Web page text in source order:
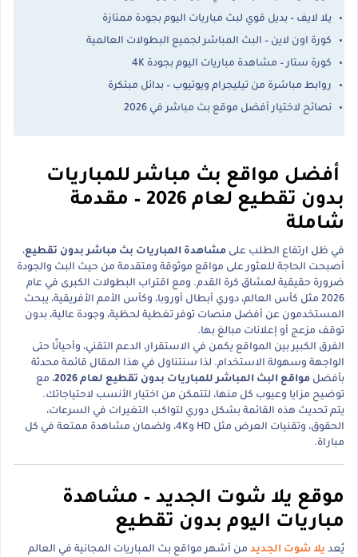
يلا لايف – بديل قوي لبث مباريات اليوم بجودة ممتازة
كورة اون لاين – البث المباشر لجميع البطولات العالمية
كورة ستار – مشاهدة مباريات اليوم بجودة 4K
روابط مباشرة من تيليجرام ويوتيوب – بدائل مبتكرة
نصائح لاختيار أفضل موقع بث مباشر في 2026
أفضل مواقع بث مباشر للمباريات
بدون تقطيع لعام 2026 – مقدمة
شاملة
في ظل ارتفاع الطلب على مشاهدة المباريات بث مباشر بدون تقطيع،
أصبحت الحاجة للعثور على مواقع موثوقة ومتقدمة من حيث البث والجودة
ضرورة حقيقية لعشاق كرة القدم. ومع اقتراب البطولات الكبرى في عام
2026 مثل كأس العالم، دوري أبطال أوروبا، وكأس الأمم الأفريقية، يبحث
المستخدمون عن أفضل منصات توفر تغطية لحظية، وجودة عالية، بدون
توقف مزعج أو إعلانات مبالغ بها.
الفرق الكبير بين المواقع يكمن في الاستقرار، الدعم التقني، وأحيانًا حتى
الواجهة وسهولة الاستخدام. لذا سنتناول في هذا المقال قائمة محدثة
بأفضل مواقع البث المباشر للمباريات بدون تقطيع لعام 2026
، مع
توضيح مزايا وعيوب كل منها، لتتمكن من اختيار الأنسب لاحتياجاتك.
يتم تحديث هذه القائمة بشكل دوري لتواكب التغيرات في السرعات،
الحقوق، وتقنيات العرض مثل HD و4K، ولضمان مشاهدة ممتعة في كل
مباراة.
موقع يلا شوت الجديد – مشاهدة
مباريات اليوم بدون تقطيع
يُعد يلا شوت الجديد من أشهر مواقع بث المباريات المجانية في العالم